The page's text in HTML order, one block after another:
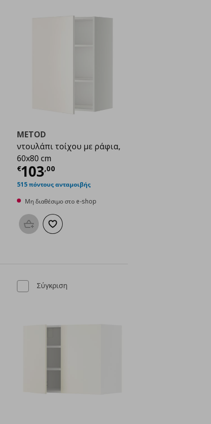
€ 87,00
METOD
ντουλάπι τοίχου με ράφια,
60x80 cm
€103,00
Τρέχουσα τιμή
515 πόντους ανταμοιβής
Μη διαθέσιμο στο e-shop
Προσθήκη στο καλάθι
Προσθήκη στα αγαπημένα
Σύγκριση